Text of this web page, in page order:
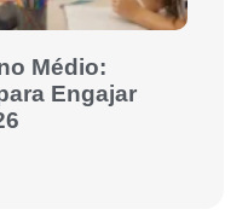
Médio:
Engajar